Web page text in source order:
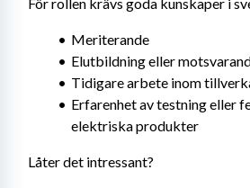
Meriterande
Elutbildning eller
Tidigare arbete inom
Erfarenhet av testning eller
elektriska produkter
Låter det intressant?